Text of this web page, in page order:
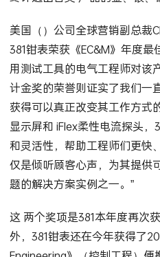
美国（）公司全球营销副总裁
381钳表荣获《EC&M》年度
用测试工具的电气工程师对该
计金奖的荣誉则证实了我们一
获得可以真正改变其工作方式
显示屏和 iFlex柔性电流探头
和灵活性，帮助工程师们更快
仅是倾听顾客心声，为其提供
题的解决方案实例之一。”
这 两个奖项是381本年度再次
外，381钳表还在今年获得了